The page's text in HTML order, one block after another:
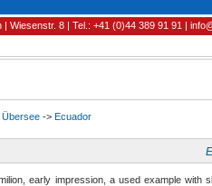
Wiesenstr. 8 | Tel.: +41 (0)44 389 91 91 |
Übersee -> Ecuador
early impression, a used example with